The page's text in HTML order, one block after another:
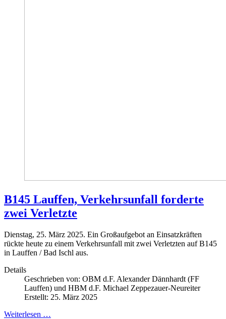
B145 Lauffen, Verkehrsunfall forderte
zwei Verletzte
Dienstag, 25. März 2025. Ein Großaufgebot an Einsatzkräften
rückte heute zu einem Verkehrsunfall mit zwei Verletzten auf B145
in Lauffen / Bad Ischl aus.
Details
Geschrieben von: OBM d.F. Alexander Dännhardt (FF
Lauffen) und HBM d.F. Michael Zeppezauer-Neureiter
Erstellt: 25. März 2025
Weiterlesen …